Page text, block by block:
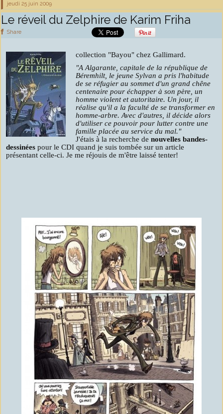
jeudi 25 juin 2009
Le réveil du Zelphire de Karim Friha
Share
collection "Bayou" chez Gallimard.
"A Algarante, capitale de la république de
Béremhilt, le jeune Sylvan a pris l'habitude
de se réfugier au sommet d'un grand chêne
centenaire pour échapper à son père, un
homme violent et autoritaire. Un jour, il
réalise qu'il a la faculté de se transformer en
homme-arbre. Avec d'autres, il décide alors
d'utiliser ce pouvoir pour lutter contre une
famille placée au service du mal."
J'étais à la recherche denouvelles bandes-
dessinées pour le CDI quand je suis tombée sur un article
présentant celle-ci. Je me réjouis de m'être laissé tenter!